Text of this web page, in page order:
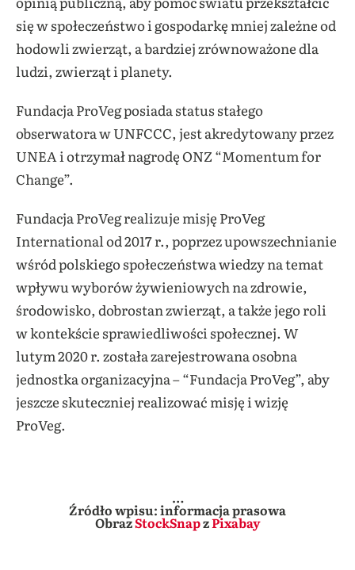
się w społeczeństwo i gospodarkę mniej zależne od
hodowli zwierząt, a bardziej zrównoważone dla
ludzi, zwierząt i planety.
Fundacja ProVeg posiada status stałego
obserwatora w UNFCCC, jest akredytowany przez
UNEA i otrzymał nagrodę ONZ “Momentum for
Change”.
Fundacja ProVeg realizuje misję ProVeg
International od 2017 r., poprzez upowszechnianie
wśród polskiego społeczeństwa wiedzy na temat
wpływu wyborów żywieniowych na zdrowie,
środowisko, dobrostan zwierząt, a także jego roli
w kontekście sprawiedliwości społecznej. W
lutym 2020 r. została zarejestrowana osobna
jednostka organizacyjna – “Fundacja ProVeg”, aby
jeszcze skuteczniej realizować misję i wizję
ProVeg.
…
Źródło wpisu: informacja prasowa
ObrazStockSnapzPixabay